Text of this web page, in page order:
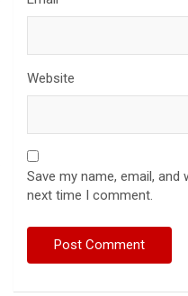
Website
Save my name, email,
next time I comment.